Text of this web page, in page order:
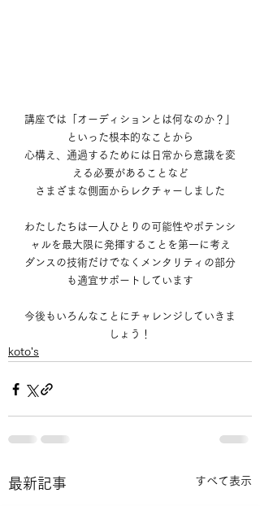
講座では「オーディションとは何なのか？」
といった根本的なことから
心構え、通過するためには日常から意識を変
える必要があることなど
さまざまな側面からレクチャーしました
わたしたちは一人ひとりの可能性やポテンシ
ャルを最大限に発揮することを第一に考え
ダンスの技術だけでなくメンタリティの部分
も適宜サポートしています
今後もいろんなことにチャレンジしてい きま
しょう！
koto's
最新記事 すべて表示